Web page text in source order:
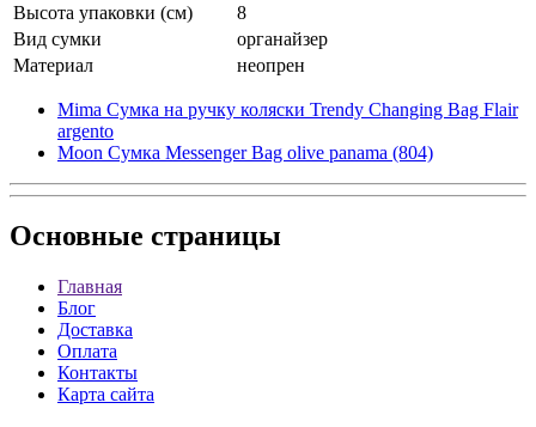
Высота упаковки (см)
8
Вид сумки
органайзер
Материал
неопрен
Mima Сумка на ручку коляски Trendy Changing Bag Flair
argento
Moon Сумка Messenger Bag olive panama (804)
Основные страницы
Главная
Блог
Доставка
Оплата
Контакты
Карта сайта